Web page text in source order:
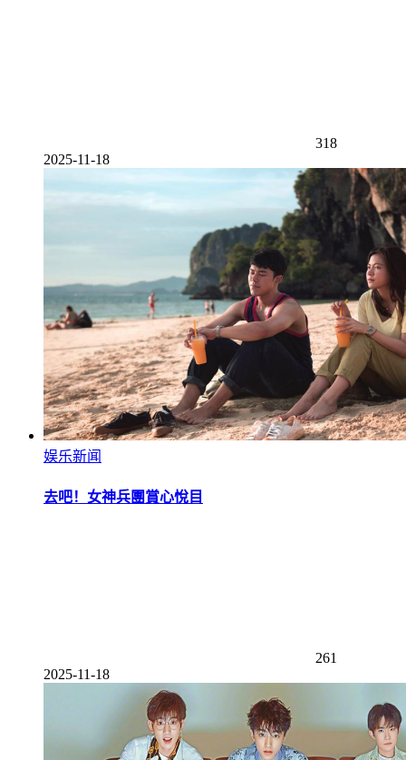
318
2025-11-18
娱乐新闻
去吧！女神兵團賞心悅目
261
2025-11-18